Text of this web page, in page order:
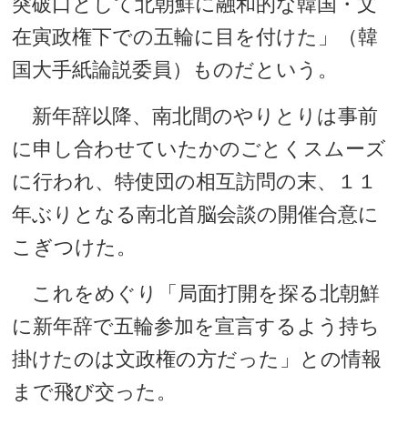
在寅政権下での五輪に目を付けた」（韓
国大手紙論説委員）ものだという。
新年辞以降、南北間のやりとりは事前
に申し合わせていたかのごとくスムーズ
に行われ、特使団の相互訪問の末、１１
年ぶりとなる南北首脳会談の開催合意に
こぎつけた。
これをめぐり「局面打開を探る北朝鮮
に新年辞で五輪参加を宣言するよう持ち
掛けたのは文政権の方だった」との情報
まで飛び交った。